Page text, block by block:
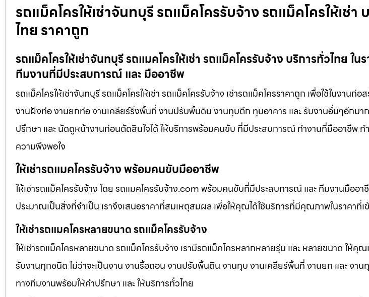
รถแม็คโครให้เช่าจันทบุรี รถแม็คโครรับจ้าง รถแม็คโครให้เช่
ไทย ราคาถูก
รถแม็คโครให้เช่าจันทบุรี รถแมคโครให้เช่า รถแม็คโครรับจ้าง บริการทั่วไทย ใ
ทีมงานที่มีประสบการณ์ และ มืออาชีพ
รถแม็คโครให้เช่าจันทบุรี รถแม็คโครให้เช่า รถแม็คโครรับจ้าง เช่ารถแม็คโครราคาถูก เพื่อใช้ในงานก่
งานฝังท่อ งานยกท่อ งานเคลียร์ริ่งพื้นที่ งานปรับพื้นดิน งานทุบตึก ทุบอาคาร และ รับงานอื่นๆอีกมาก
ปรึกษา และ นัดดูหน้างานก่อนตัดสินใจได้ ให้บริการพร้อมคนขับ ที่มีประสบการณ์ ทำงานที่มืออาชีพ ท
ความพึงพอใจ
ให้เช่ารถแมคโครรับจ้าง พร้อมคนขับมืออาชีพ
ให้เช่ารถแม็คโครรับจ้าง โดย รถแมคโครรับจ้าง.com พร้อมคนขับที่มีประสบการณ์ และ ทีมงานมืออา
ประมาณเป็นสิ่งที่จำเป็น เราจึงเสนอราคาที่สมเหตุสมผล เพื่อให้คุณได้ใช้บริการที่มีคุณภาพในราคาที่เ
ให้เช่ารถแมคโครหลายขนาด รถแม็คโครรับจ้าง
ให้เช่ารถแม็คโครหลายขนาด รถแม็คโครรับจ้าง เรามีรถแม็คโครหลากหลายรุ่น และ หลายขนาด ให้
รับงานทุกชนิด ไม่ว่าจะเป็นงาน งานรื้อถอน งานปรับพื้นดิน งานทุบ งานเคลียร์พื้นที่ งานยก และ งา
ทางทีมงานพร้อมให้คำปรึกษา และ ให้บริการทั่วไทย